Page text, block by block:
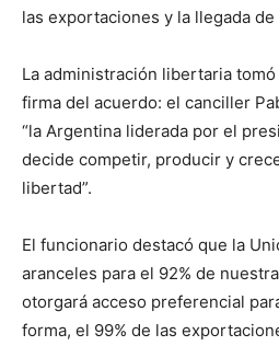
las exportaciones y la llegada
La administración libertaria
firma del acuerdo: el canciller
“la Argentina liderada por el
decide competir, producir y
libertad”.
El funcionario destacó que la
aranceles para el 92% de
otorgará acceso preferencial
forma, el 99% de las